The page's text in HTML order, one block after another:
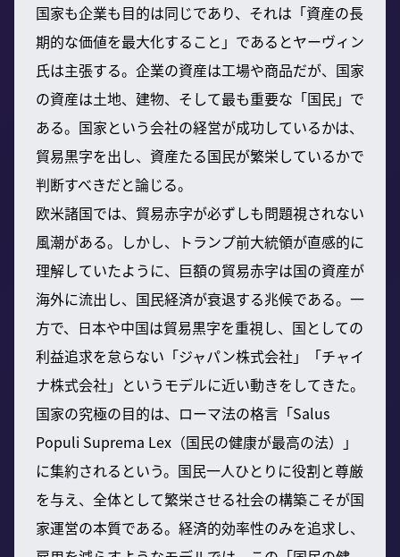
国家も企業も目的は同じであり、それは「資産の長
期的な価値を最大化すること」であるとヤーヴィン
氏は主張する。企業の資産は工場や商品だが、国家
の資産は土地、建物、そして最も重要な「国民」で
ある。国家という会社の経営が成功しているかは、
貿易黒字を出し、資産たる国民が繁栄しているかで
判断すべきだと論じる。
欧米諸国では、貿易赤字が必ずしも問題視されない
風潮がある。しかし、トランプ前大統領が直感的に
理解していたように、巨額の貿易赤字は国の資産が
海外に流出し、国民経済が衰退する兆候である。一
方で、日本や中国は貿易黒字を重視し、国としての
利益追求を怠らない「ジャパン株式会社」「チャイ
ナ株式会社」というモデルに近い動きをしてきた。
国家の究極の目的は、ローマ法の格言「Salus
Populi Suprema Lex（国民の健康が最高の法）」
に集約されるという。国民一人ひとりに役割と尊厳
を与え、全体として繁栄させる社会の構築こそが国
家運営の本質である。経済的効率性のみを追求し、